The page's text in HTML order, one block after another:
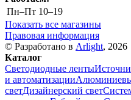
Пн–Пт 10–19
Показать все магазины
Правовая информация
© Разработано в Arlight, 2026
Каталог
Светодиодные ленты
и автоматизации
светДизайнерский свет